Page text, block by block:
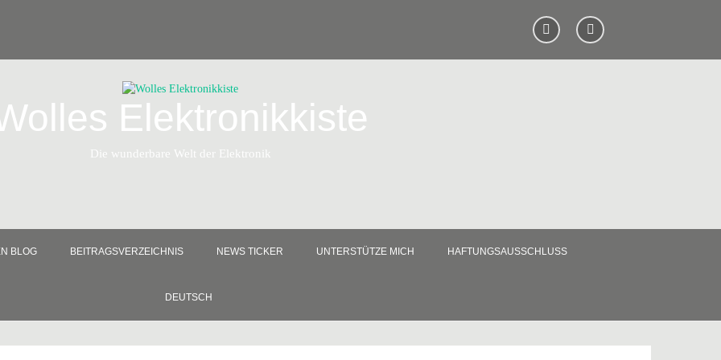
Elektronikkiste
Die wunderbare Welt der Elektronik
BLOG BEITRAGSVERZEICHNIS NEWS TICKER UNTERSTÜTZE MICH HAFTUNGSAUSSCHLUSS
DEUTSCH